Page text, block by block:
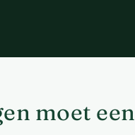
moet een